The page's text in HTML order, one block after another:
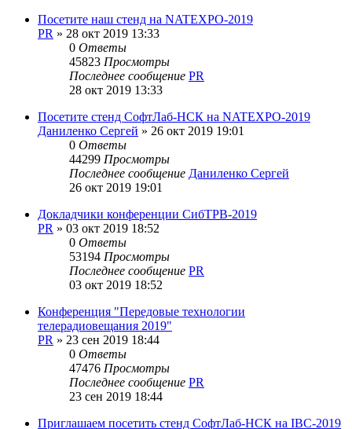
Посетите наш стенд на NATEXPO-2019
PR » 28 окт 2019 13:33
0 Ответы
45823 Просмотры
Последнее сообщение PR
28 окт 2019 13:33
Посетите стенд СофтЛаб-НСК на NATEXPO-2019
Даниленко Сергей » 26 окт 2019 19:01
0 Ответы
44299 Просмотры
Последнее сообщение Даниленко Сергей
26 окт 2019 19:01
Докладчики конференции СибТРВ-2019
PR » 03 окт 2019 18:52
0 Ответы
53194 Просмотры
Последнее сообщение PR
03 окт 2019 18:52
Конференция "Передовые технологии
телерадиовещания 2019"
PR » 23 сен 2019 18:44
0 Ответы
47476 Просмотры
Последнее сообщение PR
23 сен 2019 18:44
Приглашаем посетить стенд СофтЛаб-НСК на IBC-2019